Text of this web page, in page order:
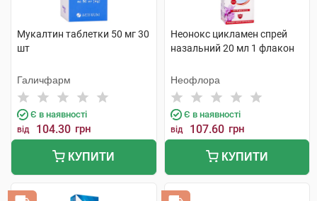
Мукалтин таблетки 50 мг 30
шт
Галичфарм
Є в наявності
від 104.30 грн
КУПИТИ
Неонокс цикламен спрей
назальний 20 мл 1 флакон
Неофлора
Є в наявності
від 107.60 грн
КУПИТИ